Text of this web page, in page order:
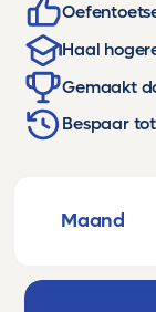
Haal
Gemaakt
Bespaar
Maand